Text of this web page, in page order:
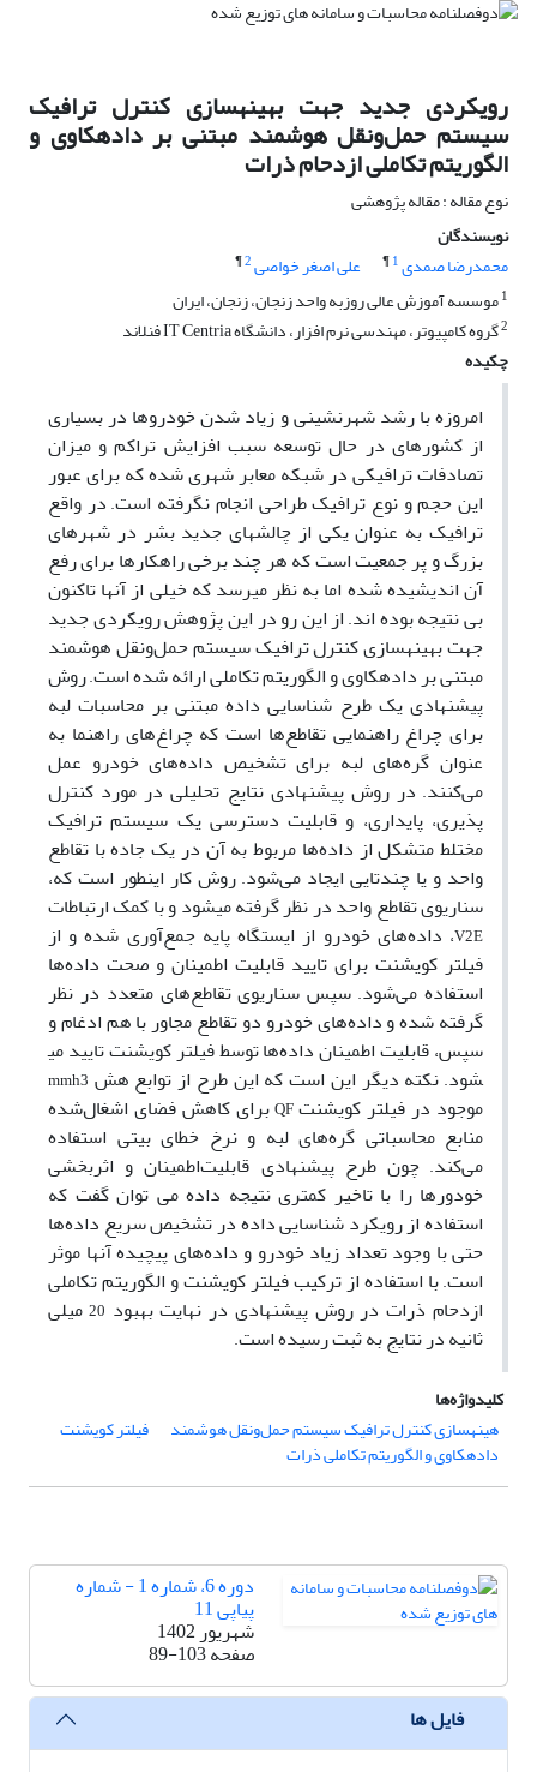
رویکردی جدید جهت بهینه­سازی کنترل ترافیک
سیستم حمل‌ونقل هوشمند مبتنی بر داده­کاوی و
الگوریتم­ تکاملی ازدحام ذرات
نوع مقاله : مقاله پژوهشی
نویسندگان
محمدرضا صمدی1
¶ علی اصغر خواصی2
¶
1موسسه آموزش عالی روزبه واحد زنجان، زنجان، ایران
2گروه کامپیوتر، مهندسی نرم افزار، دانشگاه IT Centria فنلاند
چکیده
امروزه با رشد شهرنشینی و زیاد شدن خودروها در بسیاری
از کشورهای در حال توسعه سبب افزایش تراکم و میزان
تصادفات ترافیکی در شبکه معابر شهری شده که برای عبور
این حجم و نوع ترافیک طراحی انجام نگرفته است. در واقع
ترافیک به عنوان یکی از چالشهای جدید بشر در شهرهای
بزرگ و پر جمعیت است که هر چند برخی راهکارها برای رفع
آن اندیشیده شده اما به نظر میرسد که خیلی از آنها تاکنون
بی نتیجه بوده اند. از این رو در این پژوهشرویکردی جدید
جهتبهینهسازی کنترل ترافیکسیستم حمل‌ونقل هوشمند
مبتنی بر دادهکاوی و الگوریتمتکاملی ارائه شده است.روش
پیشنهادی یک طرح شناسایی داده مبتنی بر محاسبات لبه
برای چراغ راهنمایی تقاطع‌ها است که چراغ‌های راهنما به
عنوان گره‌های لبه برای تشخیص داده‌های خودرو عمل
می‌کنند. در روش پیشنهادی نتایج تحلیلی در مورد کنترل
پذیری، پایداری، و قابلیت دسترسی یک سیستم ترافیک
مختلط متشکل از داده‌ها مربوط به آن در یک جاده با تقاطع
واحد و یا چندتایی ایجاد می‌شود. روش کار اینطور است که،
سناریوی تقاطع واحد در نظر گرفته میشود و با کمک ارتباطات
V2E، داده‌های خودرو از ایستگاه پایه جمع‌آوری شده و از
فیلتر کویشنت برای تایید قابلیت ‌اطمینان و صحت داده‌ها
استفاده می‌شود. سپس سناریوی تقاطع‌های متعدد در نظر
گرفته شده و داده‌های خودرو دو تقاطع مجاور با هم ادغام و
سپس، قابلیت اطمینان داده‌ها توسط فیلتر کویشنت تایید می
شود. نکته دیگر این است که این طرح از توابع هش mmh3
موجود در فیلتر کویشنتQFبرای کاهش فضای اشغال‌شده
منابع محاسباتی گره‌های لبه و نرخ خطای بیتی استفاده
می‌کند.چون طرح پیشنهادی قابلیت‌اطمینان و اثربخشی
خودورها را با تاخیر کمتری نتیجه داده می توان گفت که
استفاده از رویکرد شناسایی داده در تشخیص سریع داده‌ها
حتی با وجود تعداد زیاد خودرو و داده‌های پیچیده آنها موثر
است.با استفاده از ترکیب فیلتر کویشنت و الگوریتم تکاملی
ازدحام ذرات در روش پیشنهادی در نهایت بهبود 20 میلی
ثانیه در نتایج به ثبت رسیده است.
کلیدواژه‌ها
هینه­سازی کنترل ترافیک سیستم حمل‌ونقل هوشمند­
فیلتر کویشنت
داده­کاوی و الگوریتم­ تکاملی ذرات
دوره 6، شماره 1 - شماره
پیاپی 11
شهریور 1402
صفحه89-103
فایل ها